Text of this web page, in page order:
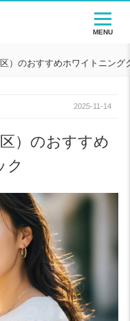
）のおすすめホワイトニング
2025-11-14
）のおすすめ
ク
MENU